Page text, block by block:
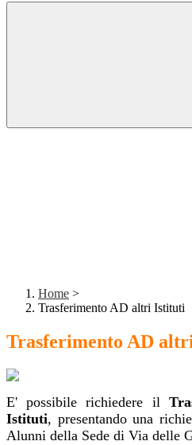
Home >
Trasferimento AD altri Istituti
Trasferimento AD
E' possibile richiedere il
Istituti, presentando una
Alunni della Sede di Via delle